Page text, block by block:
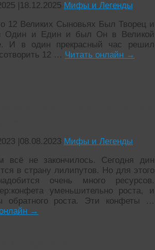
18.12.2025 Мифы и Легенды
12 Великих Сыновьях Был Творец и
Один и Един и был Он в Великой
И в один прекрасный час решил
12 … Читать онлайн →
08.08.2023 Мифы и Легенды
всё не закончилось. Сегодня дин
в страну лилипутов. Но для этого
очень много ресурсов.
уменьшительно роста, и
обратного роста. Эти конфеты …
→